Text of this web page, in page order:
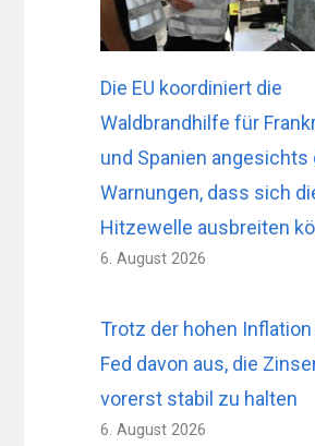
Die EU koordiniert die
Waldbrandhilfe für
und Spanien angesichts
Warnungen, dass sich
Hitzewelle ausbreiten
6. August 2026
Trotz der hohen
Fed davon aus, die
vorerst stabil zu halten
6. August 2026